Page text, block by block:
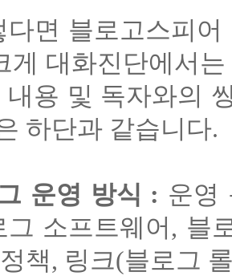
다면 블로고스피
게 대화진단에서
내용 및 독자와의
하단과 같습니다.
운영 방식 : 운영
그 소프트웨어, 블
책, 링크(블로그